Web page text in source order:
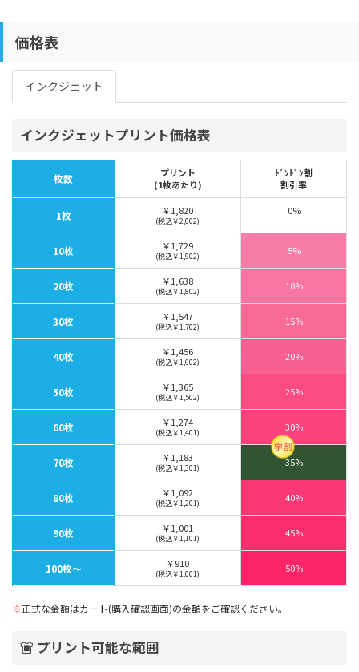
価格表
インクジェット
インクジェットプリント価格表
枚数
プリント
(1枚あたり)
ﾄﾞﾝﾄﾞﾝ割
割引率
1枚 ￥1,820
(税込￥2,002)
0%
10枚 ￥1,729
(税込￥1,902) 5%
20枚 ￥1,638
(税込￥1,802) 10%
30枚 ￥1,547
(税込￥1,702) 15%
40枚 ￥1,456
(税込￥1,602) 20%
50枚 ￥1,365
(税込￥1,502) 25%
60枚 ￥1,274
(税込￥1,401) 30%
70枚 ￥1,183
(税込￥1,301) 35%
80枚 ￥1,092
(税込￥1,201) 40%
90枚 ￥1,001
(税込￥1,101) 45%
100枚〜 ￥910
(税込￥1,001) 50%
※正式な金額はカート(購入確認画面)の金額をご確認ください。
プリント可能な範囲